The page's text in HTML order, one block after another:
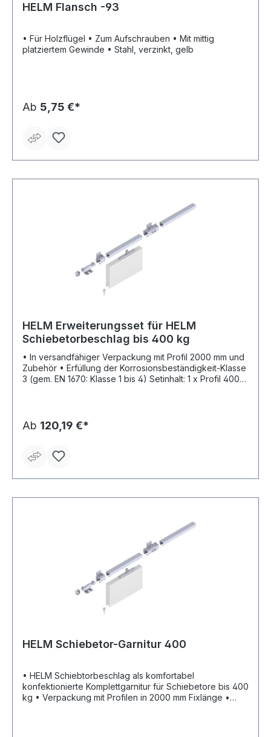
HELM Flansch -93
• Für Holzflügel • Zum Aufschrauben • Mit mittig
platziertem Gewinde • Stahl, verzinkt, gelb
Ab 5,75 €*
HELM Erweiterungsset für HELM
Schiebetorbeschlag bis 400 kg
• In versandfähiger Verpackung mit Profil 2000 mm und
Zubehör • Erfüllung der Korrosionsbeständigkeit-Klasse
3 (gem. EN 1670: Klasse 1 bis 4) Setinhalt: 1 x Profil 400
Ab 120,19 €*
HELM Schiebetor-Garnitur 400
• HELM Schiebtorbeschlag als komfortabel
konfektionierte Komplettgarnitur für Schiebetore bis 400
kg • Verpackung mit Profilen in 2000 mm Fixlänge •